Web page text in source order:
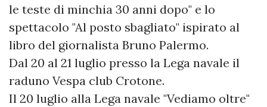
le teste di minchia 30 anni dopo" e lo
spettacolo "Al posto sbagliato" ispirato al
libro del giornalista Bruno Palermo.
Dal 20 al 21 luglio presso la Lega navale il
raduno Vespa club Crotone.
Il 20 luglio alla Lega navale "Vediamo oltre"